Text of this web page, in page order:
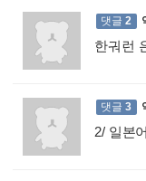
댓글 2
한궈런
댓글 3
2/ 일본